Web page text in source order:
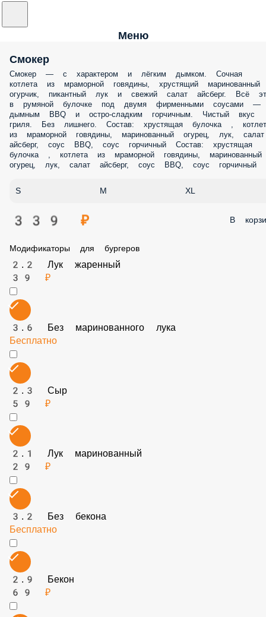
Меню
Смокер
Смокер — с характером и лёгким дымком. Сочная котлета из
мраморной говядины, хрустящий маринованный огурчик,
лук и свежий салат айсберг. Всё это в румяной булочке под двумя
фирменными соусами — дымным BBQ и остро-сладким горчичным.
Чистый вкус гриля. Без лишнего. Состав: хрустящая булочка ,
из мраморной говядины, маринованный огурец, лук, салат айсберг,
соус BBQ, соус горчичный Состав: хрустящая булочка , котлета из
мраморной говядины, маринованный огурец, лук, салат айсберг,
BBQ, соус горчичный
339 ₽
2.2 Лук жаренный
39 ₽
3.6 Без маринованного лука
59 ₽
2.1 Лук маринованный
29 ₽
3.2 Без бекона
Бесплатно